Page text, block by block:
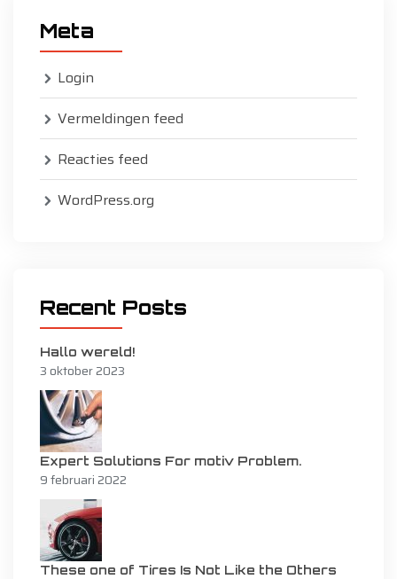
Meta
Login
Vermeldingen feed
Reacties feed
WordPress.org
Recent Posts
Hallo wereld!
3 oktober 2023
Expert Solutions For motiv Problem.
9 februari 2022
These one of Tires Is Not Like the Others